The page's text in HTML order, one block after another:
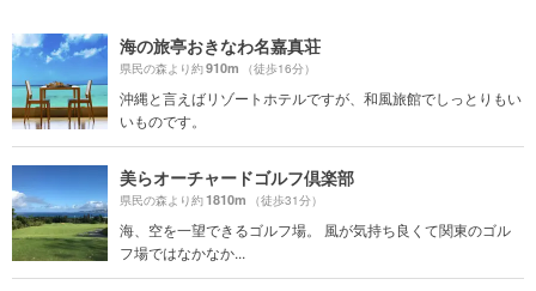
海の旅亭おきなわ名嘉真荘
県民の森より約910m （徒歩16分）
沖縄と言えばリゾートホテルですが、和風旅館でしっとりもい
いものです。
美らオーチャードゴルフ倶楽部
県民の森より約1810m （徒歩31分）
海、空を一望できるゴルフ場。 風が気持ち良くて関東のゴル
フ場ではなかなか...